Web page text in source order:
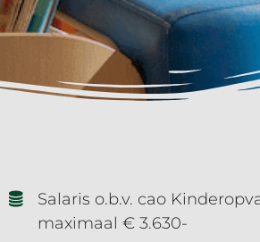
Salaris o.b.v. cao
maximaal € 3.630-